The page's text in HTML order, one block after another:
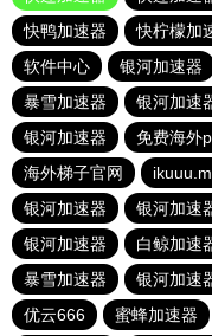
快鸭加速器
快柠檬加
软件中心
银河加速器
暴雪加速器
银河加速
银河加速器
免费海外
海外梯子官网
银河加速器
银河加速
银河加速器
白鲸加速
暴雪加速器
银河加速
优云666
蜜蜂加速器